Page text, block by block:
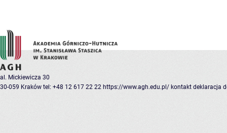
al. Mickiewicza 30
30-059 Kraków tel: +48 12 617 22 22 https://www.agh.edu.pl/ kontakt deklaracja